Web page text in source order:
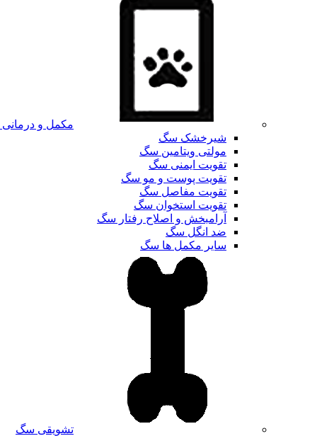
مکمل و
شیرخشک سگ
مولتی ویتامین سگ
تقویت ایمنی سگ
تقویت پوست و مو سگ
تقویت مفاصل سگ
تقویت استخوان سگ
آرامبخش و اصلاح رفتار سگ
ضد انگل سگ
سایر مکمل ها سگ
تشویقی سگ